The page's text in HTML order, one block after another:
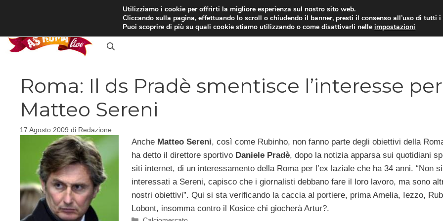
RASSEGNA STAMPA INTERVISTE CALCIOMERCATO CAMPIONATO
Roma: Il ds Pradè smentisce l’interesse per
Matteo Sereni
17 Agosto 2009 di Redazione
Anche Matteo Sereni, così come Rubinho, non fanno parte degli obiettivi della
ha detto il direttore sportivo Daniele Pradè, dopo la notizia apparsa sui quotidiani
siti internet, di un interessamento della Roma per l’ex laziale che ha 34 anni. “Non
interessati a Sereni, capisco che i giornalisti debbano fare il loro lavoro, ma sono
nostri obiettivi”. Qui si sta verificando la caccia al portiere, prima Amelia, Iezzo,
Lobont, insomma contro il Kosice chi giocherà Artur?.
Utilizziamo i cookie per offrirti la migliore esperienza sul nostro sito web.
Cliccando sulla pagina, effettuando lo scroll o chiudendo il banner, presti il consenso all’uso di tutti i
Puoi scoprire di più su quali cookie stiamo utilizzando o come disattivarli nelleimpostazioni